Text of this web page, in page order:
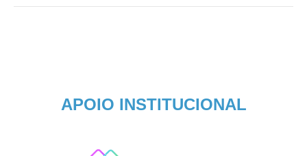
APOIO INSTITUCIONAL